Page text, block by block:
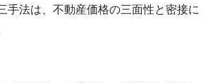
手法は、不動産価格の三面性と密接に